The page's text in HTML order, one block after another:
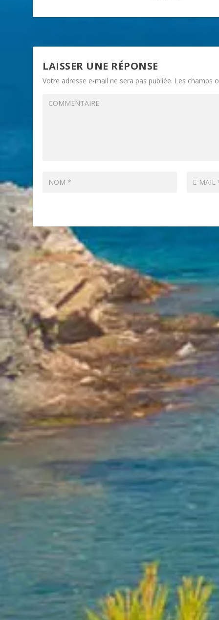
LAISSER UNE RÉPONSE
Votre adresse e-mail ne sera pas publiée. Les champs